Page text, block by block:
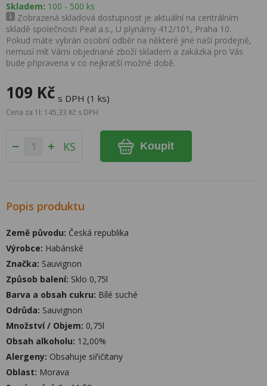
Skladem: 100 - 500 ks
Zobrazená skladová dostupnost je aktuální na centrálním
skladě společnosti Peal a.s., U plynárny 412/101, Praha 10.
Pokud máte vybrán osobní odběr na některé jiné naší prodejně,
nemusí mít Vámi objednané zboží skladem a zakázka pro Vás
bude připravena v co nejkratší možné době.
109 Kč s DPH (1 ks)
Cena za 1l: 145,33 Kč s DPH
KS Koupit
Popis produktu
Země původu: Česká republika
Výrobce: Habánské
Značka: Sauvignon
Způsob balení: Sklo 0,75l
Barva a obsah cukru: Bílé suché
Odrůda: Sauvignon
Množství / Objem: 0,75l
Obsah alkoholu: 12,00%
Alergeny: Obsahuje siřičitany
Oblast: Morava